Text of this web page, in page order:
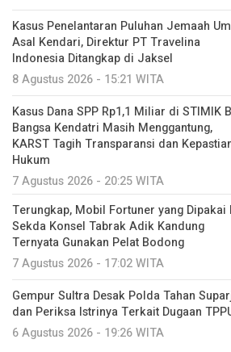
Kasus Penelantaran Puluhan Jemaah
Asal Kendari, Direktur PT Travelina
Indonesia Ditangkap di Jaksel
8 Agustus 2026 - 15:21 WITA
Kasus Dana SPP Rp1,1 Miliar di STIMIK
Bangsa Kendatri Masih Menggantung,
KARST Tagih Transparansi dan
Hukum
7 Agustus 2026 - 20:25 WITA
Terungkap, Mobil Fortuner yang Dipakai
Sekda Konsel Tabrak Adik Kandung
Ternyata Gunakan Pelat Bodong
7 Agustus 2026 - 17:02 WITA
Gempur Sultra Desak Polda Tahan
dan Periksa Istrinya Terkait Dugaan
6 Agustus 2026 - 19:26 WITA